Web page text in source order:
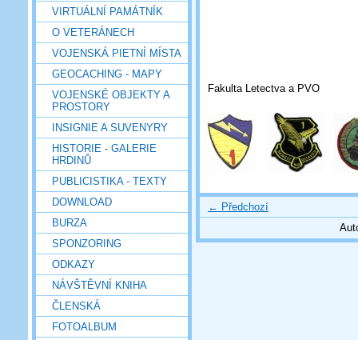
VIRTUÁLNÍ PAMÁTNÍK
O VETERÁNECH
VOJENSKÁ PIETNÍ MÍSTA
GEOCACHING - MAPY
VOJENSKÉ OBJEKTY A
PROSTORY
INSIGNIE A SUVENYRY
HISTORIE - GALERIE
HRDINŮ
PUBLICISTIKA - TEXTY
DOWNLOAD
BURZA
SPONZORING
ODKAZY
NÁVŠTĚVNÍ KNIHA
ČLENSKÁ
FOTOALBUM
Fakulta Letectva a PVO
← Předchozí